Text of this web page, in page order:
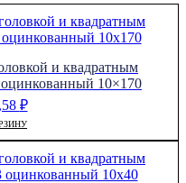
и квадратным
10×170
₽